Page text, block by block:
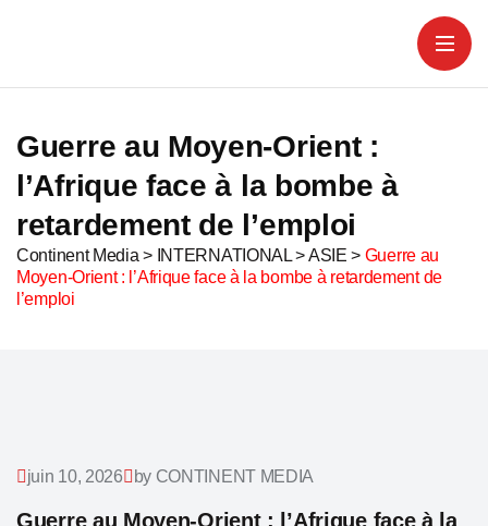
Guerre au Moyen-Orient :
l’Afrique face à la bombe à
retardement de l’emploi
Continent Media > INTERNATIONAL>ASIE > Guerre au
Moyen-Orient : l’Afrique face à la bombe à retardement de
l’emploi
juin 10, 2026 by CONTINENT MEDIA
Guerre au Moyen-Orient : l’Afrique face à la